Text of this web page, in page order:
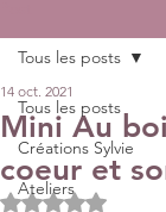
Tous les posts
Créations Sylvie
Ateliers
Tous les posts
Mini Au
coeur et
14 oct. 2021
Noté NaN